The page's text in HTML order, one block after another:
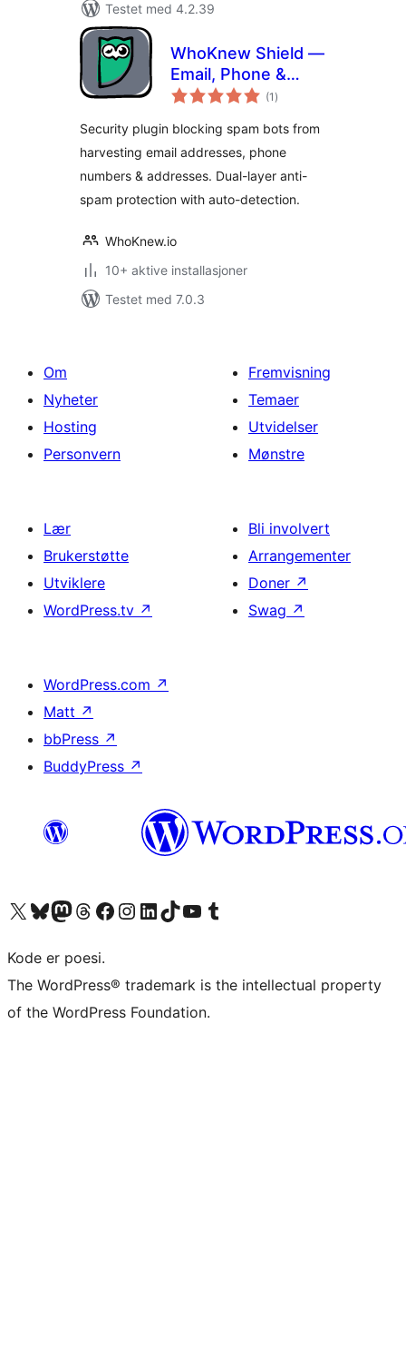
Testet med 4.2.39
WhoKnew Shield —
Email, Phone &
Address Security
(1 totale
vurderinger
)
Security plugin blocking spam bots from
harvesting email addresses, phone
numbers & addresses. Dual-layer anti-
spam protection with auto-detection.
WhoKnew.io
10+ aktive installasjoner
Testet med 7.0.3
Om
Nyheter
Hosting
Personvern
Fremvisning
Temaer
Utvidelser
Mønstre
Lær
Brukerstøtte
Utviklere
WordPress.tv ↗
Bli involvert
Arrangementer
Doner ↗
Swag ↗
WordPress.com ↗
Matt ↗
bbPress ↗
BuddyPress ↗
Besøk vår konto på X Visit our Bluesky account
Besøk vår Mastodon-konto
Visit our Threads account
Besøk vår Facebook-sideBesøk vår Instagram-konto
Besøk vår LinkedIn-konto
Visit our TikTok account
Visit our YouTube channel
Visit our Tumblr account
Kode er poesi.
The WordPress® trademark is the intellectual property
of the WordPress Foundation.